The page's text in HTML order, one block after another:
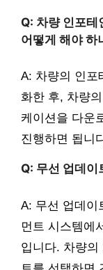
Q: 차량 인포테
어떻게 해야 하
A: 차량의 인포
화한 후, 차량
케이션을 다운
진행하면 됩니
Q: 무선 업데이
A: 무선 업데이
먼트 시스템에
입니다. 차량의